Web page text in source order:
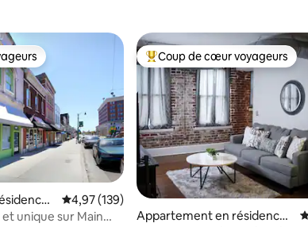
519 commentaires : 4,98 sur 5
⋅
Évaluation moyenne sur la base de 139
4,97 (139)
unique sur Main
Coups de cœur voyageurs les
Coup de cœur voyageurs
Appartement en résidence ⋅